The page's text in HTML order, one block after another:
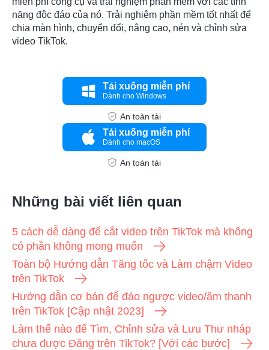
năng độc đáo của nó. Trải nghiệm phần mềm tốt nhất để
chia màn hình, chuyển đổi, nâng cao, nén và chỉnh sửa
video TikTok.
Tải xuống miễn phí
Dành cho Windows
An toàn tải
Tải xuống miễn phí
Dành cho macOS
An toàn tải
Những bài viết liên quan
5 cách dễ dàng để cắt video trên TikTok mà không
có phần không mong muốn
Toàn bộ Hướng dẫn Tăng tốc và Làm chậm Video
trên TikTok
Hướng dẫn cơ bản để đảo ngược video/âm thanh
trên TikTok [Cập nhật 2023]
Làm thế nào để Tìm, Chỉnh sửa và Lưu Thư nháp
chưa được Đăng trên TikTok? [Với các bước]